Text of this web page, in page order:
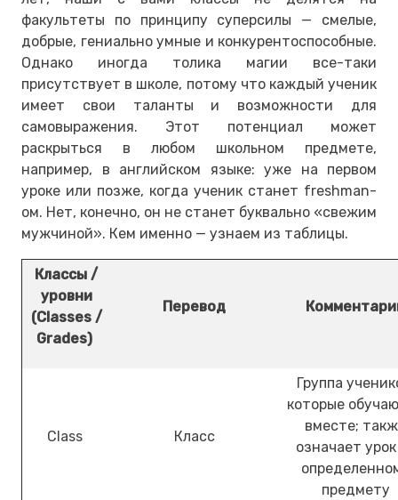
факультеты по принципу суперсилы — смелые,
добрые, гениально умные и конкурентоспособные.
Однако иногда толика магии все-таки
присутствует в школе, потому что каждый ученик
имеет свои таланты и возможности для
самовыражения. Этот потенциал может
раскрыться в любом школьном предмете,
например, в английском языке: уже на первом
уроке или позже, когда ученик станет freshman-
ом. Нет, конечно, он не станет буквально «свежим
мужчиной». Кем именно — узнаем из таблицы.
Классы /
уровни
(Classes /
Grades)
Перевод
Class Класс
Группа
которые
вместе;
означает
предмету